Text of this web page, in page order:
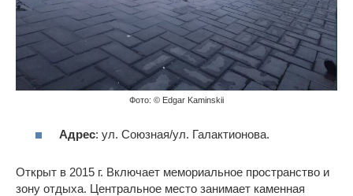
Фото: © Edgar Kaminskii
Адрес: ул. Союзная/ул. Галактионова.
Открыт в 2015 г. Включает мемориальное пространство и
зону отдыха. Центральное место занимает каменная